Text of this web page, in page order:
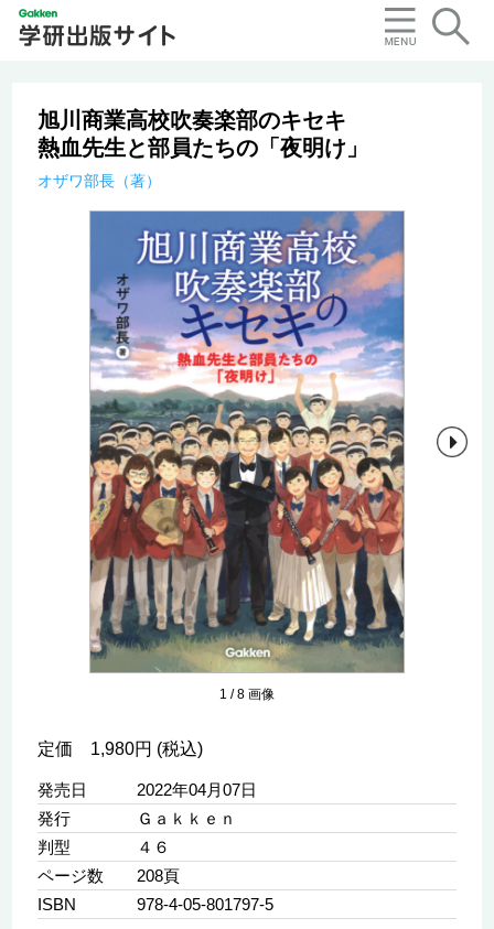
旭川商業高校吹奏楽部のキセキ
熱血先生と部員たちの「夜明け」
オザワ部長（著）
1 /8画像
定価 1,980円 (税込)
発売日
2022年04月07日
発行
Ｇａｋｋｅｎ
判型
４６
ページ数
208頁
ISBN
978-4-05-801797-5